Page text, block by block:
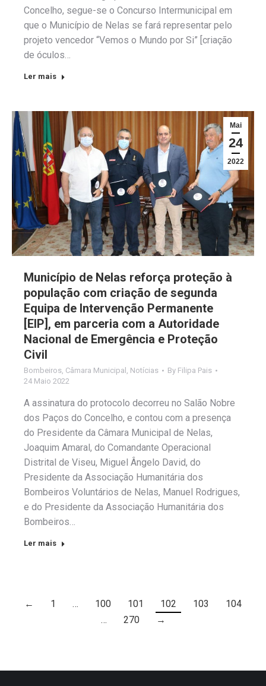
Concelho, segue-se o Concurso Intermunicipal em
que o Município de Nelas se fará representar pelo
projeto vencedor “Vemos o Mundo por Si” [criação
de óculos…
Ler mais
Mai
24
2022
Município de Nelas reforça proteção à
população com criação de segunda
Equipa de Intervenção Permanente
[EIP], em parceria com a Autoridade
Nacional de Emergência e Proteção
Civil
Bombeiros, Câmara Municipal , Notícias By Filipa Pais
24 Maio 2022
A assinatura do protocolo decorreu no Salão Nobre
dos Paços do Concelho, e contou com a presença
do Presidente da Câmara Municipal de Nelas,
Joaquim Amaral, do Comandante Operacional
Distrital de Viseu, Miguel Ângelo David, do
Presidente da Associação Humanitária dos
Bombeiros Voluntários de Nelas, Manuel Rodrigues,
e do Presidente da Associação Humanitária dos
Bombeiros…
Ler mais
← 1 … 100 101 102 103
104
…
270 →